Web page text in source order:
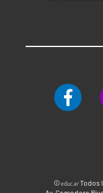
©educ.arTodos